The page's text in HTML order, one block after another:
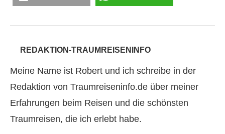
REDAKTION-TRAUMREISENINFO
Meine Name ist Robert und ich schreibe in der
Redaktion von Traumreiseninfo.de über meiner
Erfahrungen beim Reisen und die schönsten
Traumreisen, die ich erlebt habe.